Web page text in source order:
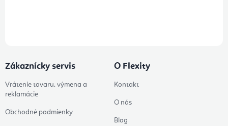
Zákaznícky servis
Vrátenie tovaru, výmena a
reklamácie
Obchodné podmienky
O Flexity
Kontakt
O nás
Blog